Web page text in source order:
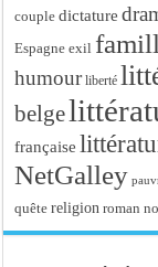
couple dictature
Espagne exil
humour liberté
belge
française
NetGalley
quête religion roman